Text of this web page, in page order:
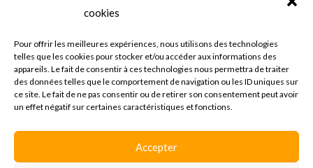
cookies
Pour offrir les meilleures expériences, nous utilisons des technologies
telles que les cookies pour stocker et/ou accéder aux informations des
appareils. Le fait de consentir à ces technologies nous permettra de traiter
des données telles que le comportement de navigation ou les ID uniques sur
ce site. Le fait de ne pas consentir ou de retirer son consentement peut avoir
un effet négatif sur certaines caractéristiques et fonctions.
Accepter
lundi, mardi, mercredi, jeudi et vendredi de 8h
à 12h30 et de 13h30 à 18h et samedi
02 98 45 64 81
Politique de confidentialités